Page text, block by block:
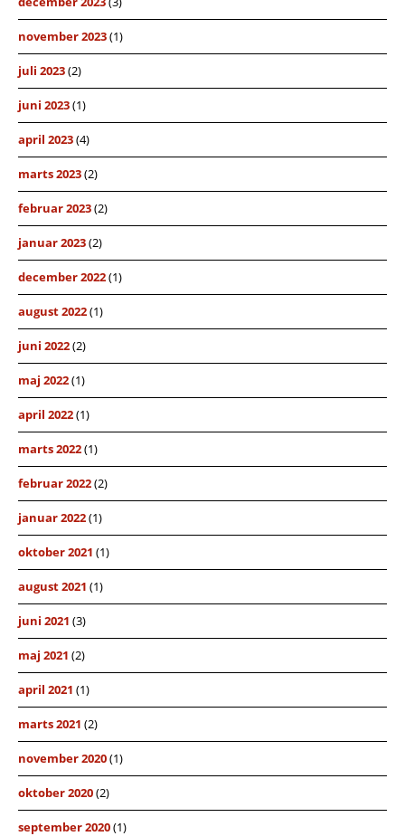
november 2023(1)
juli 2023(2)
juni 2023(1)
april 2023(4)
marts 2023(2)
februar 2023(2)
januar 2023(2)
december 2022(1)
august 2022(1)
juni 2022(2)
maj 2022(1)
april 2022(1)
marts 2022(1)
februar 2022(2)
januar 2022(1)
oktober 2021 (1)
august 2021 (1)
juni 2021 (3)
maj 2021 (2)
april 2021 (1)
marts 2021 (2)
november 2020(1)
oktober 2020(2)
september 2020(1)